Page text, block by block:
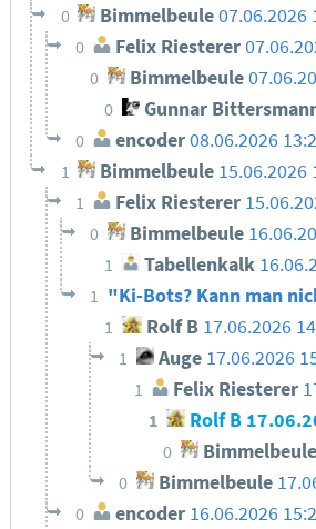
0 Bimmelbeule07.06.2026
0 Felix Riesterer
0 Bimmelbeule
0 Gunnar
0 encoder 08.06.2026
1 Bimmelbeule 15.06.2026
1 Felix Riesterer
0 Bimmelbeule
1 Tabellenkalk
1 "Ki-Bots? Kann man
1 Rolf B 17.06.2026
1 Auge 17.06.2026
1 Felix Riesterer
1 Rolf B
0 Bimmelbeule
0 Bimmelbeule
0 encoder 16.06.2026